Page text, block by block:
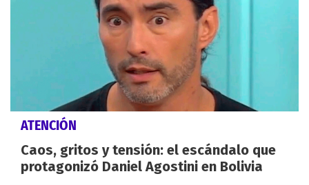
ATENCIÓN
Caos, gritos y tensión: el escándalo que
protagonizó Daniel Agostini en Bolivia